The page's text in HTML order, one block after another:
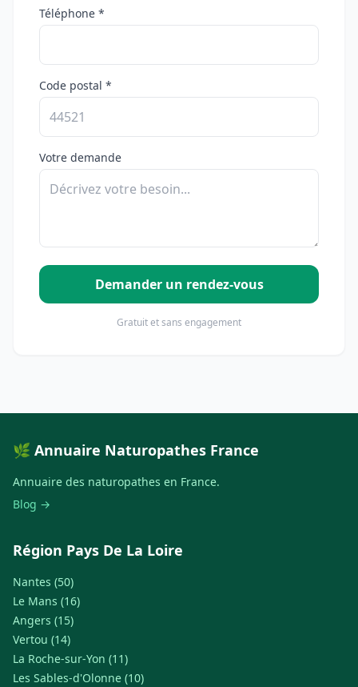
Téléphone *
Code postal *
Votre demande
Demander un rendez-vous
Gratuit et sans engagement
🌿 Annuaire Naturopathes France
Annuaire des naturopathes en France.
Blog →
Région Pays De La Loire
Nantes (50)
Le Mans (16)
Angers (15)
Vertou (14)
La Roche-sur-Yon (11)
Les Sables-d'Olonne (10)